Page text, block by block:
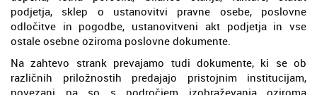
podjetja, sklep o ustanovitvi pravne osebe, poslovne
odločitve in pogodbe, ustanovitveni akt podjetja in vse
ostale osebne oziroma poslovne dokumente.
Na zahtevo strank prevajamo tudi dokumente, ki se ob
različnih priložnostih predajajo pristojnim institucijam,
povezani pa so s področjem izobraževanja oziroma